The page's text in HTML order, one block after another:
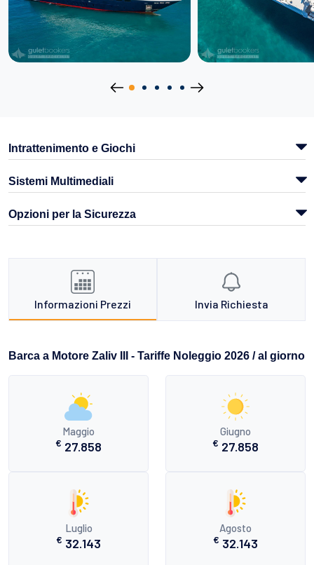
Intrattenimento e Giochi
Sistemi Multimediali
Opzioni per la Sicurezza
Informazioni Prezzi Invia Richiesta
Barca a Motore Zaliv III - Tariffe Noleggio 2026 / al giorno
Maggio
€ 27.858
Giugno
€ 27.858
Luglio
€ 32.143
Agosto
€ 32.143